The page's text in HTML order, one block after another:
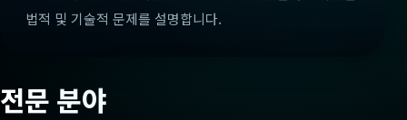
법적 및 기술적 문제를 설명합니다.
전문 분야